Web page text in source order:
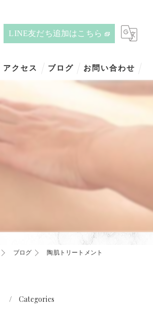
LINE友だち追加はこちら
アクセス ブログ お問い合わせ
ブログ 陶肌トリートメント
Categories